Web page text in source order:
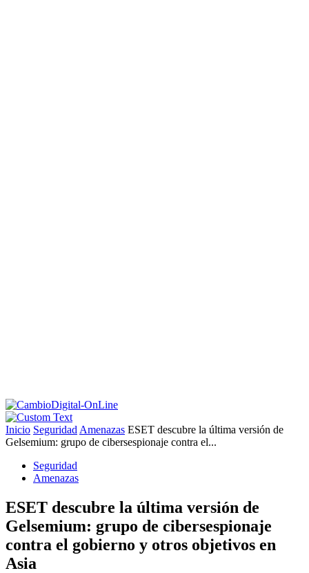
Inicio Seguridad Amenazas ESET descubre la última versión de
Gelsemium: grupo de cibersespionaje contra el...
Seguridad
Amenazas
ESET descubre la última versión de
Gelsemium: grupo de cibersespionaje
contra el gobierno y otros objetivos en
Asia